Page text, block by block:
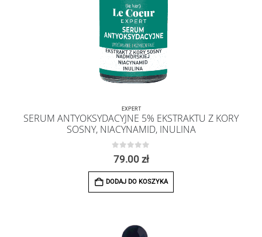
EXPERT
SERUM ANTYOKSYDACYJNE 5% EKSTRAKTU Z KORY
SOSNY, NIACYNAMID, INULINA
0z 5
79.00 zł
DODAJ DO KOSZYKA